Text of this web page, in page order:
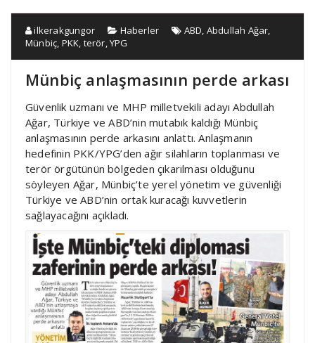
ilkerakgungor Haberler ABD, Abdullah Ağar,
Münbiç, PKK, terör,YPG
Münbiç anlaşmasının perde arkası
Güvenlik uzmanı ve MHP milletvekili adayı Abdullah
Ağar, Türkiye ve ABD’nin mutabık kaldığı Münbiç
anlaşmasının perde arkasını anlattı. Anlaşmanın
hedefinin PKK/YPG’den ağır silahların toplanması ve
terör örgütünün bölgeden çıkarılması olduğunu
söyleyen Ağar, Münbiç’te yerel yönetim ve güvenliği
Türkiye ve ABD’nin ortak kuracağı kuvvetlerin
sağlayacağını açıkladı.